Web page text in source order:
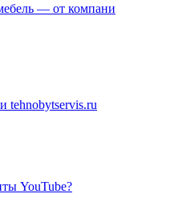
— от компани
tehnobytservis.ru
YouTube?